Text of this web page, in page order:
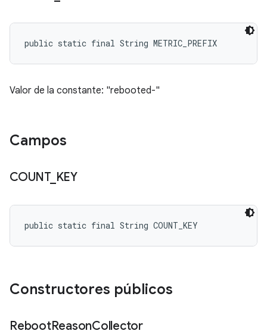
public static final String METRIC_PREFIX
Valor de la constante: "rebooted-"
Campos
COUNT_ KEY
public static final String COUNT_KEY
Constructores públicos
RebootReasonCollector